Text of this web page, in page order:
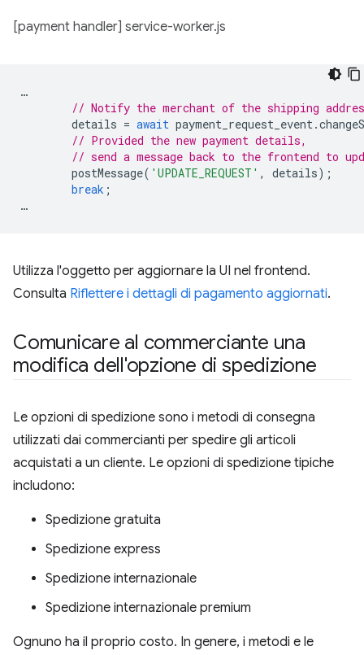
[payment handler] service-worker.js
…
// Notify the merchant of the shipping
details = await payment_request_event.
// Provided the new payment details,
// send a message back to the frontend to
postMessage( 'UPDATE_REQUEST' , details);
break ;
…
Utilizza l'oggetto per aggiornare la UI nel frontend.
Consulta Riflettere i dettagli di pagamento aggiornati.
Comunicare al commerciante una
modifica dell'opzione di spedizione
Le opzioni di spedizione sono i metodi di consegna
utilizzati dai commercianti per spedire gli articoli
acquistati a un cliente. Le opzioni di spedizione tipiche
includono:
Spedizione gratuita
Spedizione express
Spedizione internazionale
Spedizione internazionale premium
Ognuno ha il proprio costo. In genere, i metodi e le